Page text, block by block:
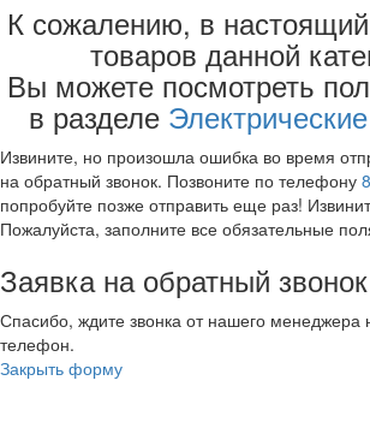
3 литра
5 литров
10 литров
25 литров
45 литров
90 - 100 литров
Нержавейка
Латунь
В наборе
Медный
Серебряный
К сожалению, в
товаров данной
Вы можете посмотреть
в разделе
Извините, но произошла ошибка во время
на обратный звонок. Позвоните по телефону
попробуйте позже отправить еще раз!
Пожалуйста, заполните все обязательные
Заявка на обратный
Спасибо, ждите звонка от нашего менеджера
телефон.
Закрыть форму